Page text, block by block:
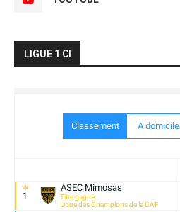
LIGUE 1 CI
Classement A domicile
1
ASEC Mimosas
Titre gagné
Ligue des Champions de la CAF